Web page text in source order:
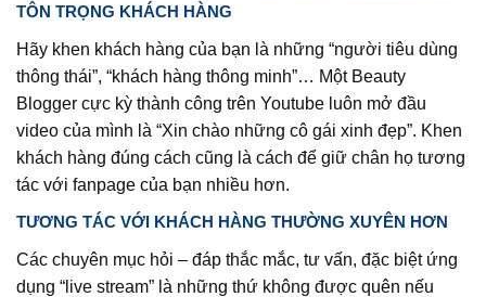
TÔN TRỌNG KHÁCH HÀNG
Hãy khen khách hàng của bạn là những “người tiêu dùng
thông thái”, “khách hàng thông minh”… Một Beauty
Blogger cực kỳ thành công trên Youtube luôn mở đầu
video của mình là “Xin chào những cô gái xinh đẹp”. Khen
khách hàng đúng cách cũng là cách để giữ chân họ tương
tác với fanpage của bạn nhiều hơn.
TƯƠNG TÁC VỚI KHÁCH HÀNG THƯỜNG XUYÊN HƠN
Các chuyên mục hỏi – đáp thắc mắc, tư vấn, đặc biệt ứng
dụng “live stream” là những thứ không được quên nếu